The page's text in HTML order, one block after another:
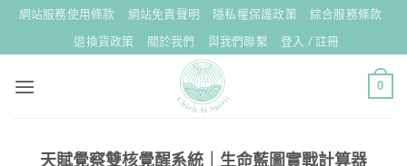
Skip
content
網站服務使用條款 網站免責聲明 隱私權保護政策
綜合服務條款
退換貨政策
關於我們 與我們聯繫 登入 / 註冊
0
天賦覺察雙核覺醒系統｜生命藍圖實戰計算器